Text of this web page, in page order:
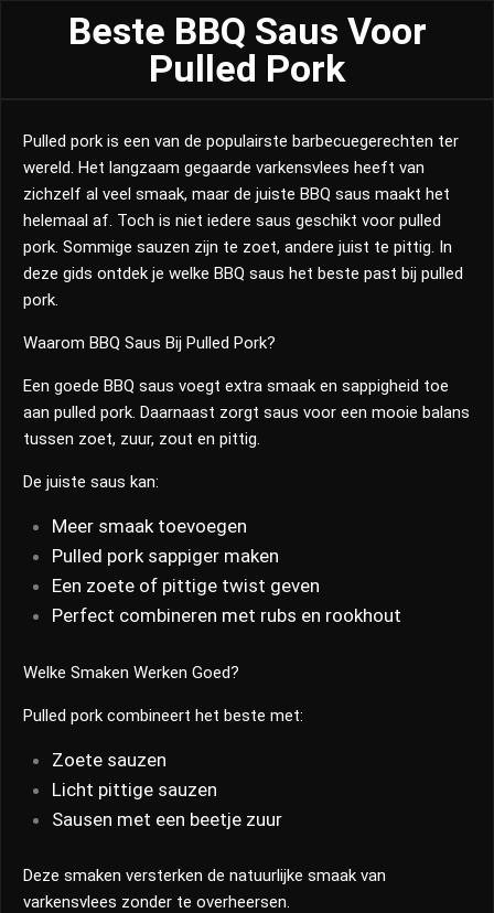
Beste BBQ Saus Voor
Pulled Pork
Pulled pork is een van de populairste barbecuegerechten ter
wereld. Het langzaam gegaarde varkensvlees heeft van
zichzelf al veel smaak, maar de juiste BBQ saus maakt het
helemaal af. Toch is niet iedere saus geschikt voor pulled
pork. Sommige sauzen zijn te zoet, andere juist te pittig. In
deze gids ontdek je welke BBQ saus het beste past bij pulled
pork.
Waarom BBQ Saus Bij Pulled Pork?
Een goede BBQ saus voegt extra smaak en sappigheid toe
aan pulled pork. Daarnaast zorgt saus voor een mooie balans
tussen zoet, zuur, zout en pittig.
De juiste saus kan:
Meer smaak toevoegen
Pulled pork sappiger maken
Een zoete of pittige twist geven
Perfect combineren met rubs en rookhout
Welke Smaken Werken Goed?
Pulled pork combineert het beste met:
Zoete sauzen
Licht pittige sauzen
Sausen met een beetje zuur
Deze smaken versterken de natuurlijke smaak van
varkensvlees zonder te overheersen.